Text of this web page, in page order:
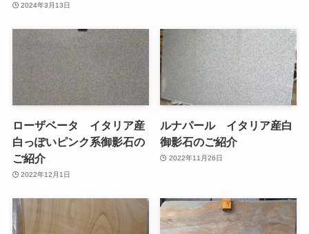
2024年3月13日
ローザベータ イタリア産
白っぽいピンク系御影石の
ご紹介
2022年12月1日
ルナパール イタリア産白
御影石のご紹介
2022年11月26日